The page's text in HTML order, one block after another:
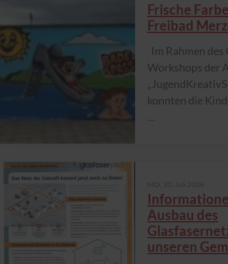
Frische
Freibad
Im Rahmen
Workshops der
konnten die
...
Ausbau des
unseren